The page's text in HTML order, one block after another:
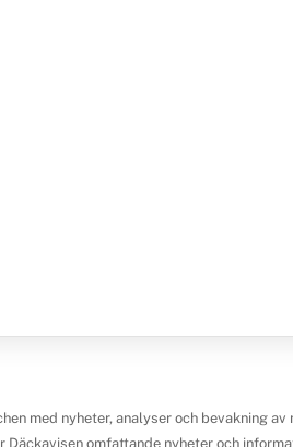
med nyheter, analyser och bevakning
omfattande nyheter och